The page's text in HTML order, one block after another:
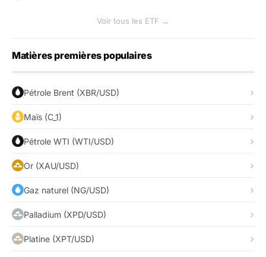
Voir tous les ETF →
Matières premières populaires
Pétrole Brent (XBR/USD)
Maïs (C_1)
Pétrole WTI (WTI/USD)
Or (XAU/USD)
Gaz naturel (NG/USD)
Palladium (XPD/USD)
Platine (XPT/USD)